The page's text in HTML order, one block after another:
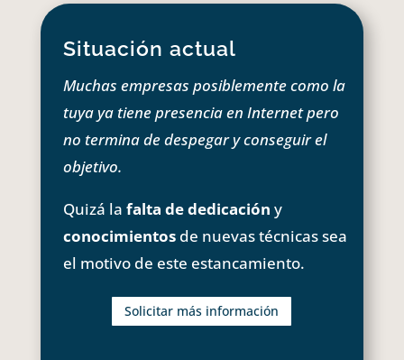
Situación actual
Muchas empresas posiblemente como la
tuya ya tiene presencia en Internet pero
no termina de despegar y conseguir el
objetivo.
Quizá la falta de dedicación y
conocimientosde nuevas técnicas sea
el motivo de este estancamiento.
Solicitar más información